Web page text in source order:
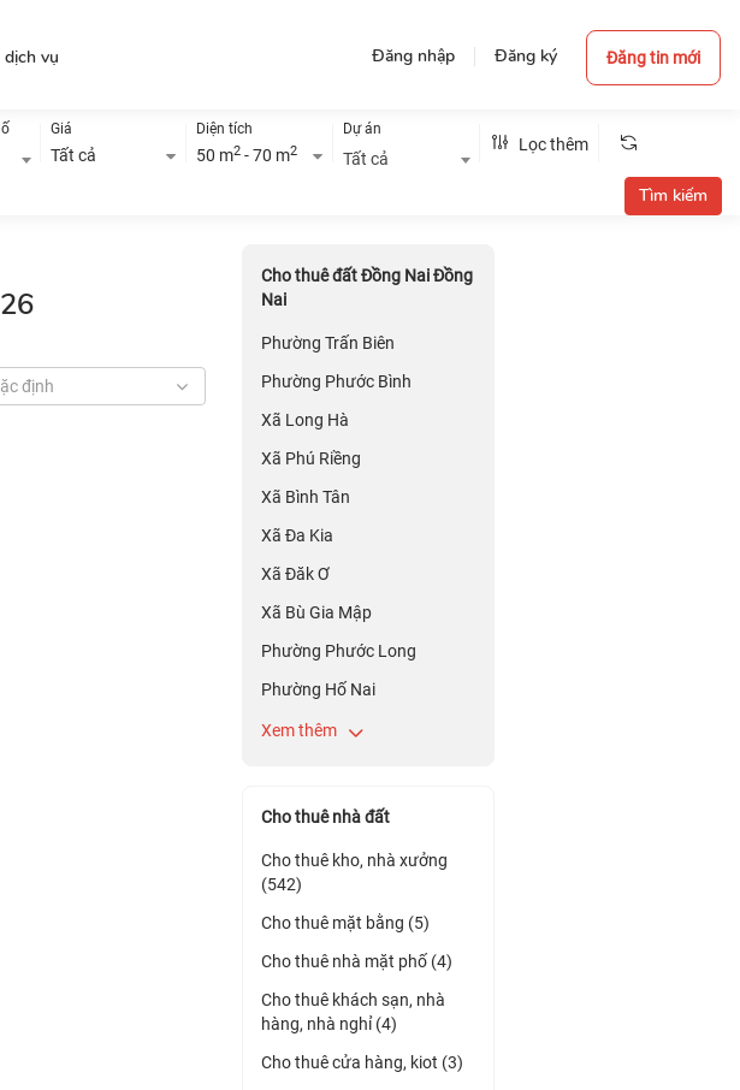
Đăng nhập Đăng ký Đăng tin mới
dịch vụ
Giá
Tất cả
Diện tích
50 m2 - 70 m2
Dự án
Tất cả
Lọc thêm
định
Cho thuê đất Đồng Nai Đồng
Nai
Phường Trấn Biên
Phường Phước Bình
Xã Long Hà
Xã Phú Riềng
Xã Bình Tân
Xã Đa Kia
Xã Đăk Ơ
Xã Bù Gia Mập
Phường Phước Long
Phường Hố Nai
Xem thêm
Cho thuê nhà đất
Cho thuê kho, nhà xưởng
(542)
Cho thuê mặt bằng (5)
Cho thuê nhà mặt phố (4)
Cho thuê khách sạn, nhà
hàng, nhà nghỉ (4)
Cho thuê cửa hàng, kiot (3)